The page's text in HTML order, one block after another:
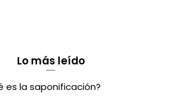
Lo más leído
es la saponificación?